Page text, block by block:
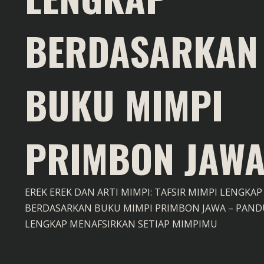
BERDASARKAN
BUKU MIMPI
PRIMBON JAWA
EREK EREK DAN ARTI MIMPI: TAFSIR MIMPI LENGKAP
BERDASARKAN BUKU MIMPI PRIMBON JAWA –
LENGKAP MENAFSIRKAN SETIAP MIMPIMU